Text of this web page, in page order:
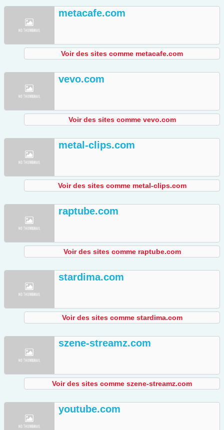
metacafe.com
Voir des sites comme metacafe.com
vevo.com
Voir des sites comme vevo.com
metal-clips.com
Voir des sites comme metal-clips.com
raptube.com
Voir des sites comme raptube.com
stardima.com
Voir des sites comme stardima.com
szene-streamz.com
Voir des sites comme szene-streamz.com
youtube.com